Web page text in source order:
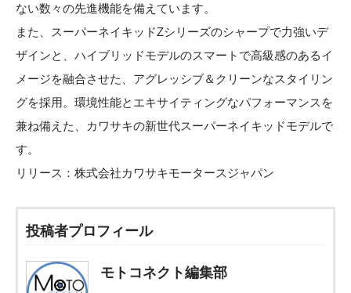
ない数々の先進機能を備えています。
また、スーパーネイキッドZシリーズのシャープで力強いデ
ザインと、ハイブリッドモデルのスマートで高級感のあるイ
メージを融合させた、アグレッシブ＆クリーンなスタイリン
グを採用。環境性能とエキサイティングなパフォーマンスを
兼ね備えた、カワサキの新世代スーパーネイキッドモデルで
す。
リリース： 株式会社カワサキモータースジャパン
投稿者プロフィール
モトコネクト編集部